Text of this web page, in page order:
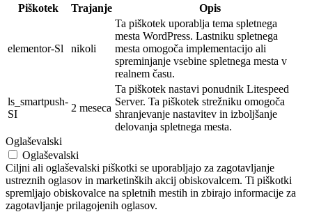
Piškotek
Trajanje Opis
elementor-Sl nikoli
Ta piškotek uporablja tema spletnega
mesta WordPress. Lastniku spletnega
mesta omogoča implementacijo ali
spreminjanje vsebine spletnega mesta v
realnem času.
ls_smartpush-
SI
2 meseca
Ta piškotek nastavi ponudnik Litespeed
Server. Ta piškotek strežniku omogoča
shranjevanje nastavitev in izboljšanje
delovanja spletnega mesta.
Oglaševalski
Oglaševalski
Ciljni ali oglaševalski piškotki se uporabljajo za zagotavljanje
ustreznih oglasov in marketinških akcij obiskovalcem. Ti piškotki
spremljajo obiskovalce na spletnih mestih in zbirajo informacije za
zagotavljanje prilagojenih oglasov.